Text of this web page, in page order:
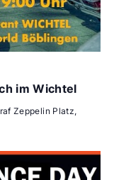
im Wichtel
Zeppelin Platz,